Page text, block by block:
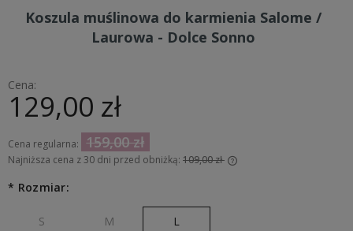
Koszula muślinowa do karmienia Salome /
Laurowa - Dolce Sonno
Cena:
129,00 zł
Cena regularna: 159,00 zł
Najniższa cena z 30 dni przed obniżką: 109,00 zł
jest najniższa cena od momentu, kiedy produkt pojawił się w
* Rozmiar:
S M L